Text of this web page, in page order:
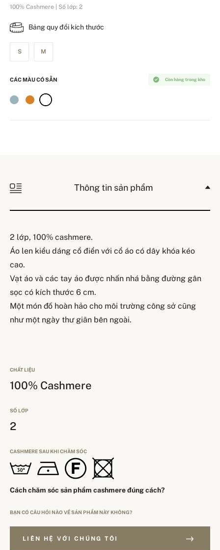
100% Cashmere | Số lớp: 2
Bảng quy đổi kích thước
S M
Còn hàng trong kho
CÁC MÀU CÓ SẴN
Thông tin sản phẩm
2 lớp, 100% cashmere.
Áo len kiểu dáng cổ điển với cổ áo có dây khóa kéo
cao.
Vạt áo và các tay áo được nhấn nhá bằng đường gân
sọc có kích thước 6 cm.
Một món đồ hoàn hảo cho môi trường công sở cũng
như một ngày thư giãn bên ngoài.
CHẤT LIỆU
100% Cashmere
SỐ LỚP
2
CASHMERE SAU KHI CHĂM SÓC
Cách chăm sóc sản phẩm cashmere đúng cách?
BẠN CÓ CÂU HỎI NÀO VỀ SẢN PHẨM NÀY KHÔNG?
LIÊN HỆ VỚI CHÚNG TÔI